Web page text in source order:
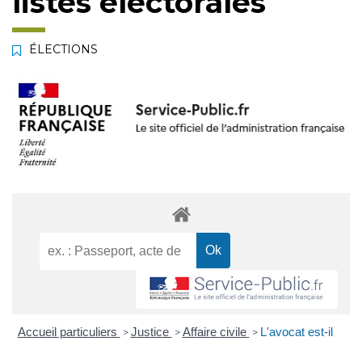
ÉLECTIONS
Accueil particuliers > Justice > Affaire civile > L'avocat est-il